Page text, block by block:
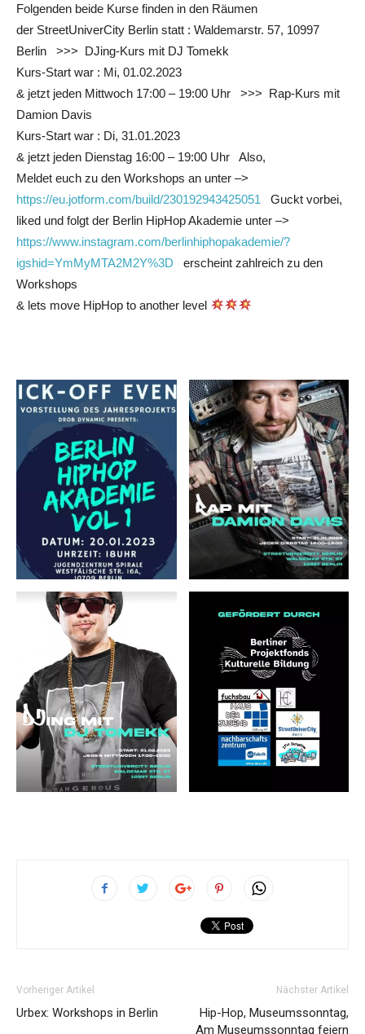
Folgenden beide Kurse finden in den Räumen
der StreetUniverCity Berlin statt : Waldemarstr. 57, 10997
Berlin >>> DJing-Kurs mit DJ Tomekk
Kurs-Start war : Mi, 01.02.2023
& jetzt jeden Mittwoch 17:00 – 19:00 Uhr >>> Rap-Kurs mit
Damion Davis
Kurs-Start war : Di, 31.01.2023
& jetzt jeden Dienstag 16:00 – 19:00 Uhr Also,
Meldet euch zu den Workshops an unter –>
https://eu.jotform.com/build/230192943425051 Guckt vorbei,
liked und folgt der Berlin HipHop Akademie unter –>
https://www.instagram.com/berlinhiphopakademie/?
igshid=YmMyMTA2M2Y%3D erscheint zahlreich zu den
Workshops
& lets move HipHop to another level
Vorheriger Artikel
Urbex: Workshops in Berlin
Nächster Artikel
Hip-Hop, Museumssonntag,
Am Museumssonntag feiern